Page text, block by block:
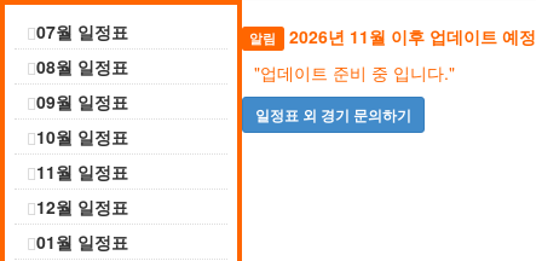
07월 일정표
08월 일정표
09월 일정표
10월 일정표
11월 일정표
12월 일정표
01월 일정표
알림 2026년 11월 이후 업데이트 예정
"업데이트 준비 중 입니다."
일정표 외 경기 문의하기